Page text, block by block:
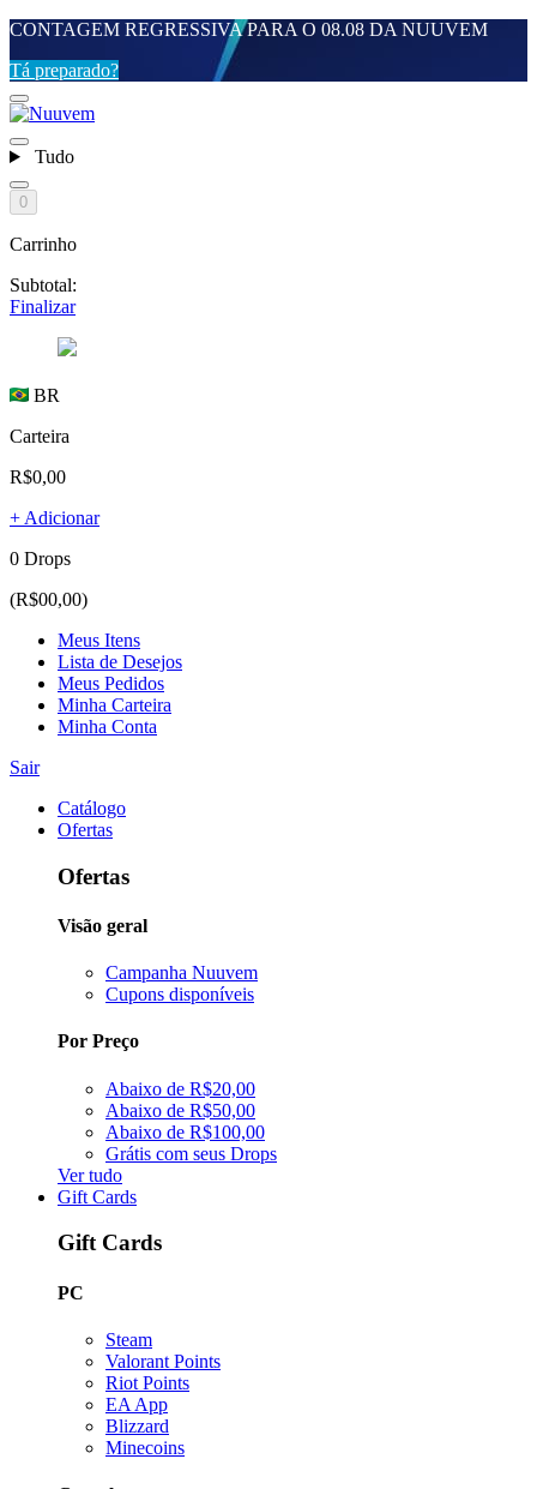
CONTAGEM REGRESSIVA PARA O 08.08 DA NUUVEM
Tá preparado?
Tudo
0
Carrinho
Subtotal:
Finalizar
BR
Carteira
R$0,00
+ Adicionar
0 Drops
(R$00,00)
Meus Itens
Lista de Desejos
Meus Pedidos
Minha Carteira
Minha Conta
Sair
Catálogo
Ofertas
Ofertas
Visão geral
Campanha Nuuvem
Cupons disponíveis
Por Preço
Abaixo de R$20,00
Abaixo de R$50,00
Abaixo de R$100,00
Grátis com seus Drops
Ver tudo
Gift Cards
Gift Cards
PC
Steam
Valorant Points
Riot Points
EA App
Blizzard
Minecoins